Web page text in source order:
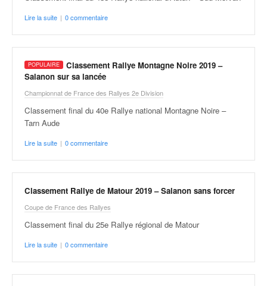
Lire la suite | 0 commentaire
Classement Rallye Montagne Noire 2019 –
Salanon sur sa lancée
Championnat de France des Rallyes 2e Division
Classement final du 40e Rallye national Montagne Noire –
Tarn Aude
Lire la suite | 0 commentaire
Classement Rallye de Matour 2019 – Salanon sans forcer
Coupe de France des Rallyes
Classement final du 25e Rallye régional de Matour
Lire la suite | 0 commentaire